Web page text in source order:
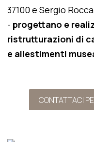
37100 e Sergio
- progettano e
ristrutturazioni di
e allestimenti
CONTATTACI